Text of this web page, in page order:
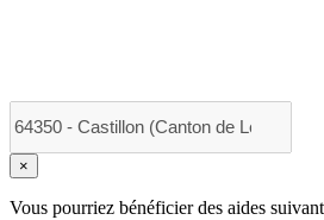
×
Vous pourriez bénéficier des aides